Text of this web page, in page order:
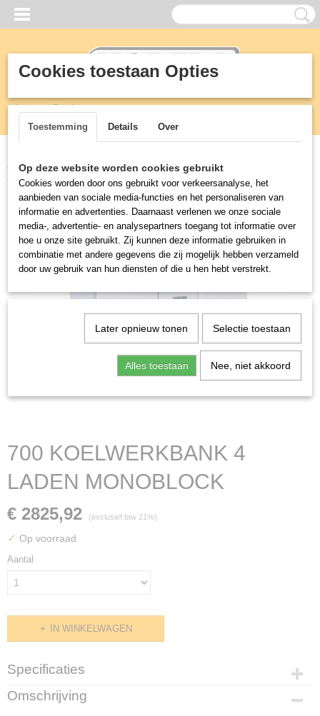
Inloggen Registreren
(0)
Home >Koeling>Koelwerkbanken>700 KOELWERKBANK 4
LADEN MONOBLOCK
700 KOELWERKBANK 4
LADEN MONOBLOCK
€ 2825,92 (exclusief btw 21%)
✓ Op voorraad
Aantal
IN WINKELWAGEN
Specificaties
Productcode
Omschrijving
Cookies toestaan Opties
Toestemming Details Over
Op deze website worden cookies gebruikt
Cookies worden door ons gebruikt voor verkeersanalyse, het
aanbieden van sociale media-functies en het personaliseren van
informatie en advertenties. Daarnaast verlenen we onze sociale
media-, advertentie- en analysepartners toegang tot informatie over
hoe u onze site gebruikt. Zij kunnen deze informatie gebruiken in
combinatie met andere gegevens die zij mogelijk hebben verzameld
door uw gebruik van hun diensten of die u hen hebt verstrekt.
Later opnieuw tonen Selectie toestaan
Alles toestaan Nee, niet akkoord